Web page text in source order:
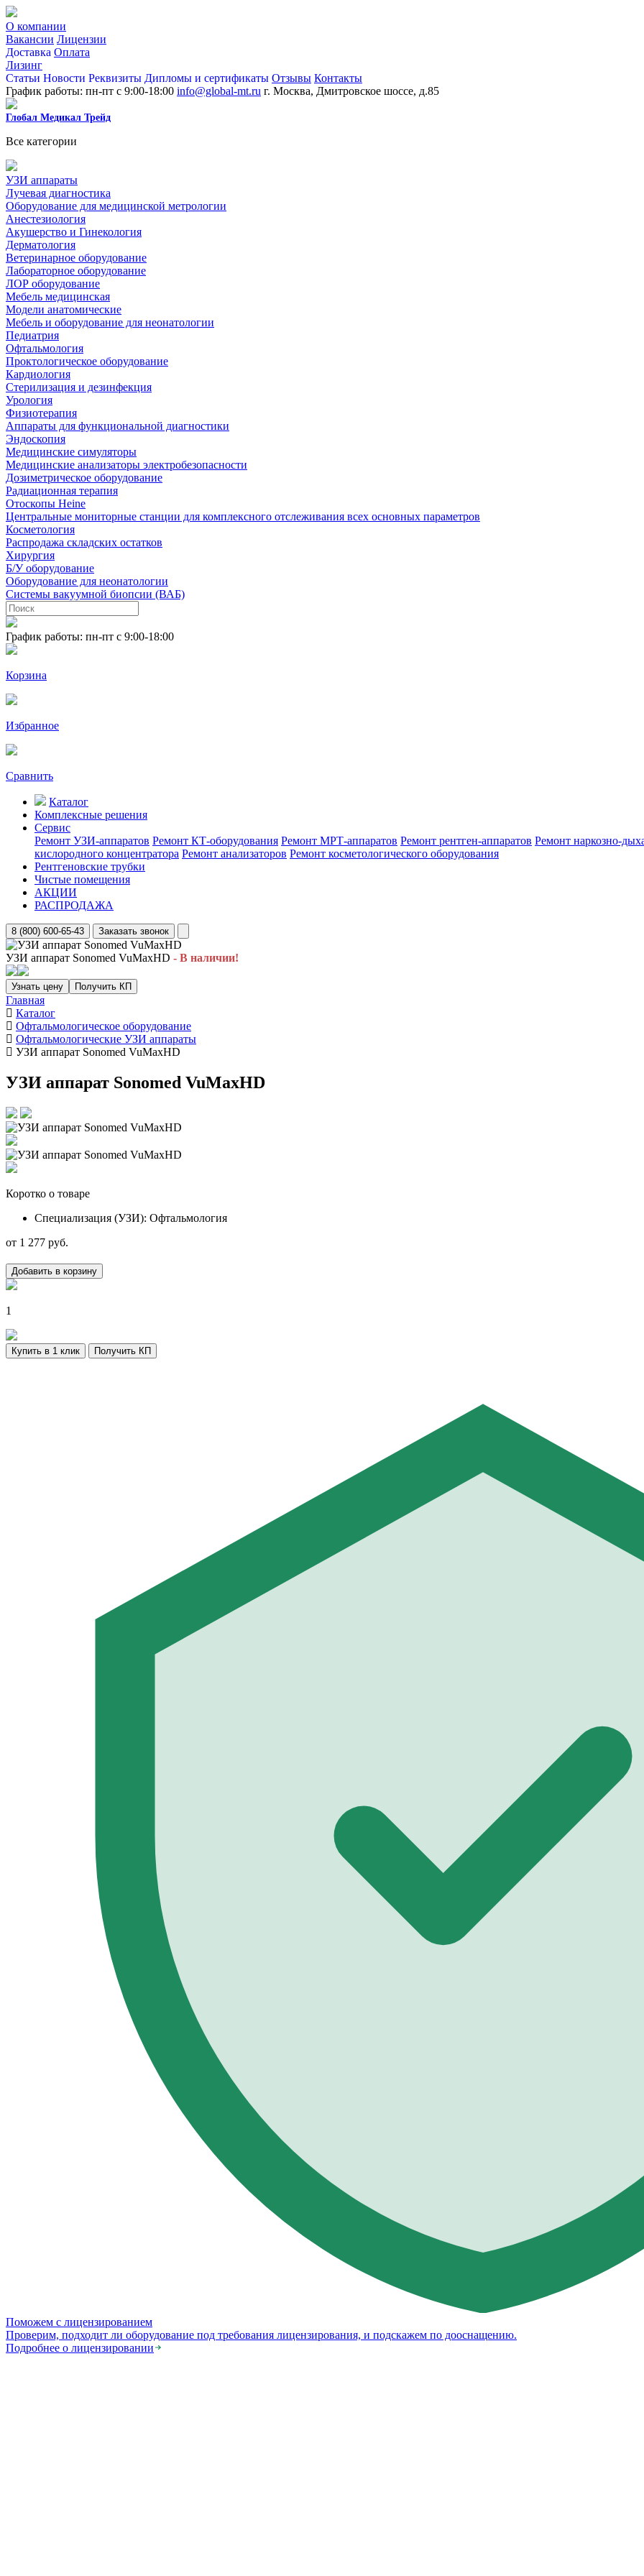
О компании
Вакансии Лицензии
Доставка Оплата
Лизинг
Статьи Новости Реквизиты Дипломы и сертификаты Отзывы Контакты
График работы: пн-пт с 9:00-18:00 info@global-mt.ru г. Москва, Дмитровское шоссе, д.85
Глобал Медикал Трейд
Все категории
УЗИ аппараты
Лучевая диагностика
Оборудование для медицинской метрологии
Анестезиология
Акушерство и Гинекология
Дерматология
Ветеринарное оборудование
Лабораторное оборудование
ЛОР оборудование
Мебель медицинская
Модели анатомические
Мебель и оборудование для неонатологии
Педиатрия
Офтальмология
Проктологическое оборудование
Кардиология
Стерилизация и дезинфекция
Урология
Физиотерапия
Аппараты для функциональной диагностики
Эндоскопия
Медицинские симуляторы
Медицинские анализаторы электробезопасности
Дозиметрическое оборудование
Радиационная терапия
Отоскопы Heine
Центральные мониторные станции для комплексного отслеживания всех основных параметров
Косметология
Распродажа складских остатков
Хирургия
Б/У оборудование
Оборудование для неонатологии
Системы вакуумной биопсии (ВАБ)
График работы: пн-пт с 9:00-18:00
Корзина
Избранное
Сравнить
Каталог
Комплексные решения
Сервис
Ремонт УЗИ-аппаратов Ремонт КТ-оборудования Ремонт МРТ-аппаратов Ремонт рентген-аппаратов Ремонт наркозно-
кислородного концентратора Ремонт анализаторов Ремонт косметологического оборудования
Рентгеновские трубки
Чистые помещения
АКЦИИ
РАСПРОДАЖА
8 (800) 600-65-43 Заказать звонок
УЗИ аппарат Sonomed VuMaxHD - В наличии!
Узнать цену Получить КП
Главная
Каталог
Офтальмологическое оборудование
Офтальмологические УЗИ аппараты
УЗИ аппарат Sonomed VuMaxHD
УЗИ аппарат Sonomed VuMaxHD
Коротко о товаре
Специализация (УЗИ): Офтальмология
от 1 277 руб.
Добавить в корзину
1
Купить в 1 клик Получить КП
Поможем с лицензированием
Проверим, подходит ли оборудование под требования лицензирования, и подскажем по дооснащению.
Подробнее о лицензировании